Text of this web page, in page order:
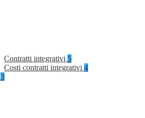
Contratti integrativi 5
Costi contratti integrativi 4
3